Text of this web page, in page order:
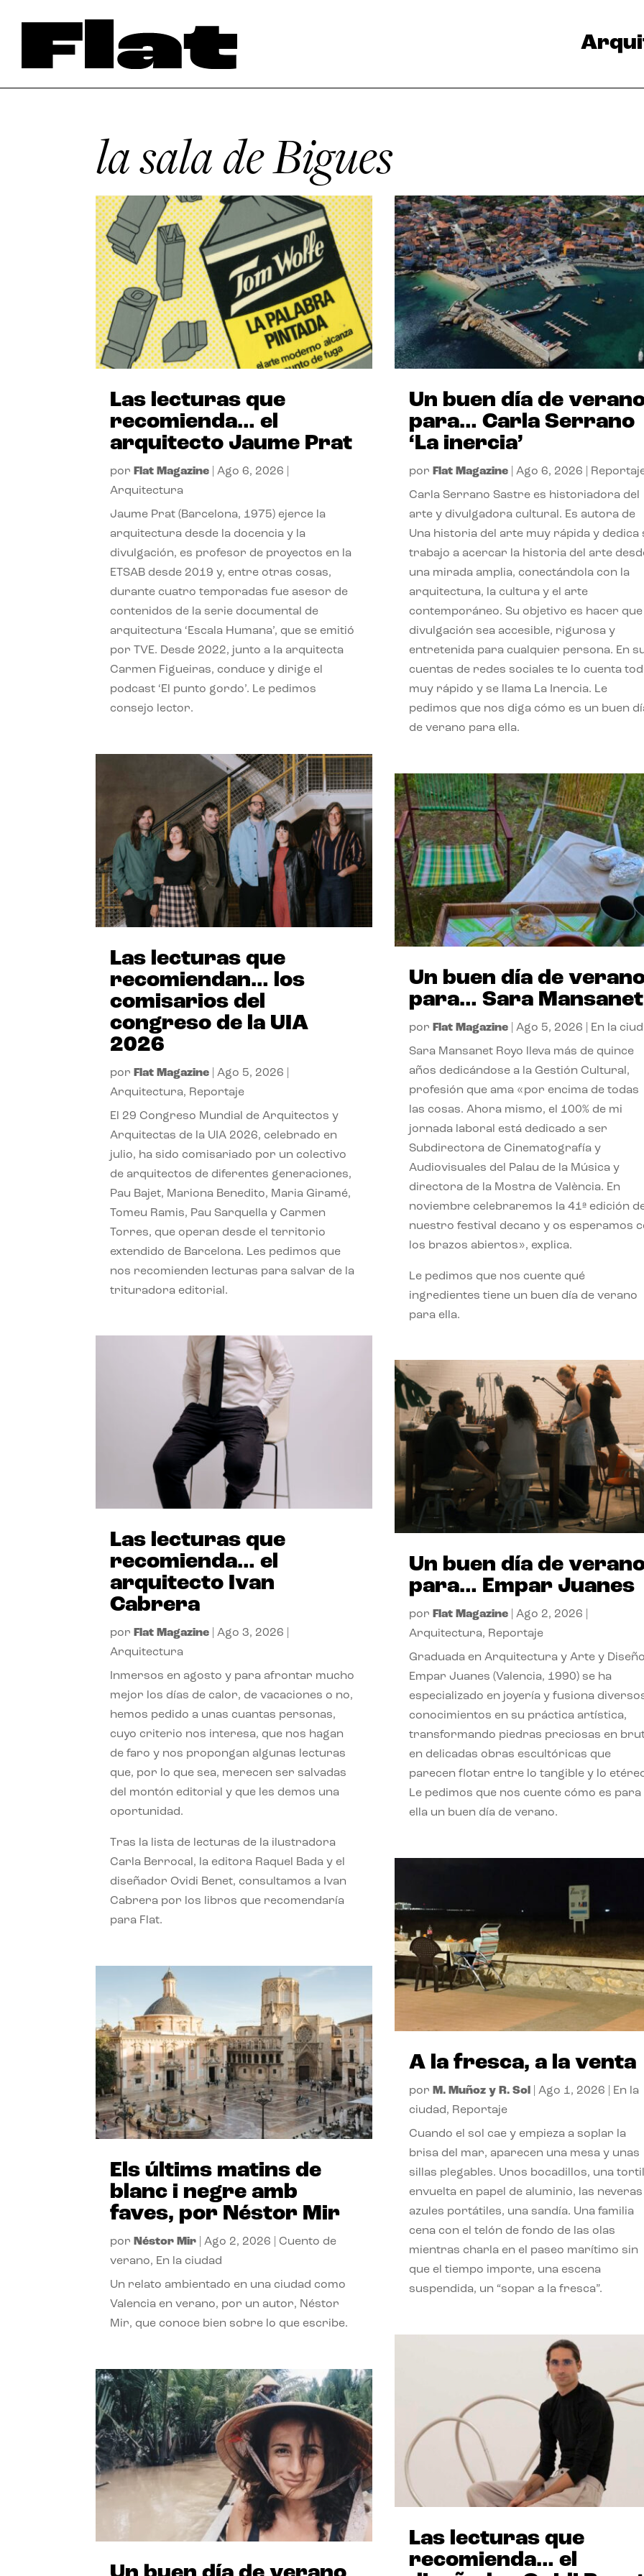
la sala de Bigues
Las lecturas que
recomienda… el
arquitecto Jaume Prat
por Flat Magazine |Ago 6, 2026
Arquitectura
Jaume Prat (Barcelona, 1975) ejerce la
arquitectura desde la docencia y la
divulgación, es profesor de proyectos en la
ETSAB desde 2019 y, entre otras cosas,
durante cuatro temporadas fue asesor de
contenidos de la serie documental de
arquitectura ‘Escala Humana’, que se emitió
por TVE. Desde 2022, junto a la arquitecta
Carmen Figueiras, conduce y dirige el
podcast ‘El punto gordo’. Le pedimos
consejo lector.
Las lecturas que
recomiendan… los
comisarios del
congreso de la UIA
2026
por Flat Magazine |Ago 5, 2026
Arquitectura, Reportaje
El 29 Congreso Mundial de Arquitectos y
Arquitectas de la UIA 2026, celebrado en
julio, ha sido comisariado por un colectivo
de arquitectos de diferentes generaciones,
Pau Bajet, Mariona Benedito, Maria Giramé,
Tomeu Ramis, Pau Sarquella y Carmen
Torres, que operan desde el territorio
extendido de Barcelona. Les pedimos que
nos recomienden lecturas para salvar de la
trituradora editorial.
Las lecturas que
recomienda… el
arquitecto Ivan
Cabrera
por Flat Magazine |Ago 3, 2026
Arquitectura
Inmersos en agosto y para afrontar mucho
mejor los días de calor, de vacaciones o no,
hemos pedido a unas cuantas personas,
cuyo criterio nos interesa, que nos hagan
de faro y nos propongan algunas lecturas
que, por lo que sea, merecen ser salvadas
del montón editorial y que les demos una
oportunidad.
Tras la lista de lecturas de la ilustradora
Carla Berrocal, la editora Raquel Bada y el
diseñador Ovidi Benet, consultamos a Ivan
Cabrera por los libros que recomendaría
para Flat.
Els últims matins de
blanc i negre amb
faves, por Néstor Mir
por Néstor Mir |Ago 2, 2026 |Cuento de
verano, En la ciudad
Un relato ambientado en una ciudad como
Valencia en verano, por un autor, Néstor
Mir, que conoce bien sobre lo que escribe.
Un buen día de
para… Carla Serrano
‘La inercia’
por Flat Magazine| Ago 6, 2026
Carla Serrano Sastre es historiadora del
arte y divulgadora cultural. Es autora de
Una historia del arte muy rápida y dedica
trabajo a acercar la historia del arte
una mirada amplia, conectándola con la
arquitectura, la cultura y el arte
contemporáneo. Su objetivo es hacer que
divulgación sea accesible, rigurosa y
entretenida para cualquier persona. En
cuentas de redes sociales te lo cuenta
muy rápido y se llama La Inercia. Le
pedimos que nos diga cómo es un buen
de verano para ella.
Un buen día de
para… Sara Mansanet
por Flat Magazine| Ago 5, 2026 En la
Sara Mansanet Royo lleva más de quince
años dedicándose a la Gestión Cultural,
profesión que ama «por encima de todas
las cosas. Ahora mismo, el 100% de mi
jornada laboral está dedicado a ser
Subdirectora de Cinematografía y
Audiovisuales del Palau de la Música y
directora de la Mostra de València. En
noviembre celebraremos la 41ª edición
nuestro festival decano y os esperamos
los brazos abiertos», explica.
Le pedimos que nos cuente qué
ingredientes tiene un buen día de verano
para ella.
Un buen día de
para… Empar Juanes
por Flat Magazine| Ago 2, 2026
Arquitectura, Reportaje
Graduada en Arquitectura y Arte y
Empar Juanes (Valencia, 1990) se ha
especializado en joyería y fusiona
conocimientos en su práctica artística,
transformando piedras preciosas en
en delicadas obras escultóricas que
parecen flotar entre lo tangible y lo
Le pedimos que nos cuente cómo es para
ella un buen día de verano.
A la fresca, a la venta
por M. Muñoz y R. Sol Ago 1, 2026
En la
ciudad, Reportaje
Cuando el sol cae y empieza a soplar la
brisa del mar, aparecen una mesa y unas
sillas plegables. Unos bocadillos, una
envuelta en papel de aluminio, las neveras
azules portátiles, una sandía. Una familia
cena con el telón de fondo de las olas
mientras charla en el paseo marítimo sin
que el tiempo importe, una escena
suspendida, un “sopar a la fresca”.
Las lecturas que
recomienda… el